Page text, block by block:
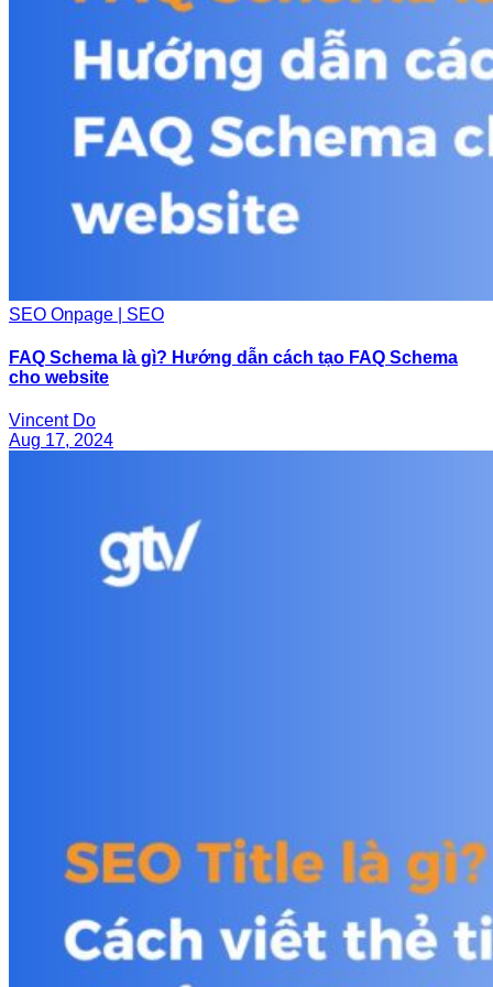
SEO Onpage | SEO
FAQ Schema là gì? Hướng dẫn cách tạo FAQ Schema
cho website
Vincent Do
Aug 17, 2024